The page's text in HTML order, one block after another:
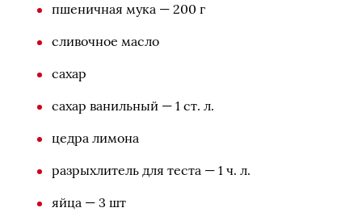
пшеничная мука — 200 г
сливочное масло
сахар
сахар ванильный — 1 ст. л.
цедра лимона
разрыхлитель для теста — 1 ч. л.
яйца — 3 шт